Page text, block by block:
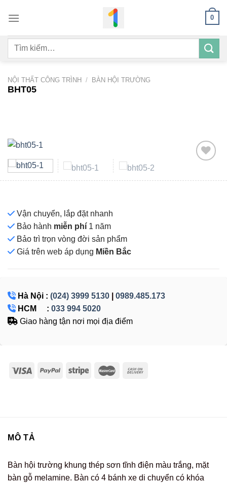
qua
dung
0
Tìm
NỘI THẤT CÔNG TRÌNH / BÀN HỘI TRƯỜNG
BHT05
Vận chuyển, lắp đặt nhanh
Bảo hành miễn phí 1 năm
Bảo trì trọn vòng đời sản phẩm
Giá trên web áp dụng Miền Bắc
Hà Nội : (024) 3999 5130
0989.485.173
HCM : 033 994 5020
Giao hàng tận nơi mọi địa điểm
MÔ TẢ
Bàn hội trường khung thép sơn tĩnh điện màu trắng, mặt
bàn gỗ melamine. Bàn có 4 bánh xe di chuyển có khóa